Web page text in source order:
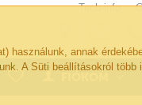
használunk, annak
A Süti beállításokról több
Tech-info